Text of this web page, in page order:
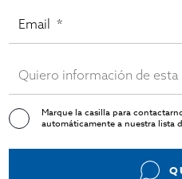
Marque la casilla para
automáticamente a nuestra lista